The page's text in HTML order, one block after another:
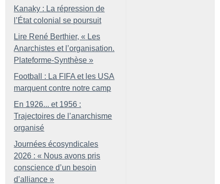
Kanaky : La répression de
l’État colonial se poursuit
Lire René Berthier, « Les
Anarchistes et l’organisation.
Plateforme-Synthèse »
Football : La FIFA et les USA
marquent contre notre camp
En 1926... et 1956 :
Trajectoires de l’anarchisme
organisé
Journées écosyndicales
2026 : « Nous avons pris
conscience d’un besoin
d’alliance »